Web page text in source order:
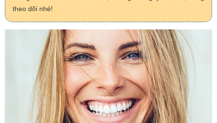
theo dõi nhé!